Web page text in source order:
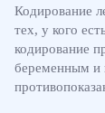
Кодирование
тех, у кого
кодирование
беременным и